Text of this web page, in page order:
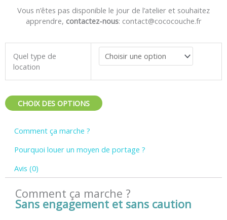
Vous n’êtes pas disponible le jour de l’atelier et souhaitez
apprendre, contactez-nous: contact@cococouche.fr
Quel type de
location
Location
sling
JPMBBCHOIX DES OPTIONS
Comment ça marche ?
Pourquoi louer un moyen de portage ?
Avis (0)
Comment ça marche ?
Sans engagement et sans caution